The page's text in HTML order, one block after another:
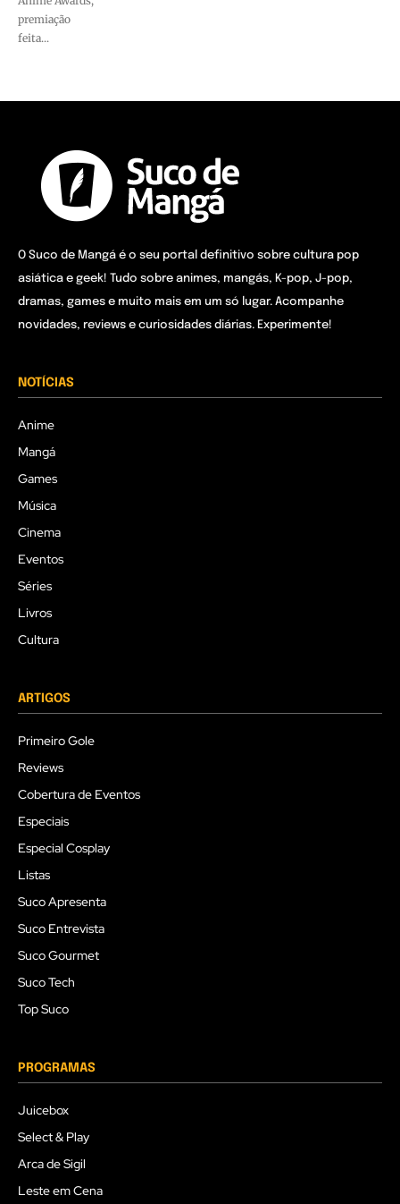
premiação
feita...
O Suco de Mangá é o seu portal definitivo sobre cultura pop
asiática e geek! Tudo sobre animes, mangás, K-pop, J-pop,
dramas, games e muito mais em um só lugar. Acompanhe
novidades, reviews e curiosidades diárias. Experimente!
NOTÍCIAS
Anime
Mangá
Games
Música
Cinema
Eventos
Séries
Livros
Cultura
ARTIGOS
Primeiro Gole
Reviews
Cobertura de Eventos
Especiais
Especial Cosplay
Listas
Suco Apresenta
Suco Entrevista
Suco Gourmet
Suco Tech
Top Suco
PROGRAMAS
Juicebox
Select & Play
Arca de Sigil
Leste em Cena